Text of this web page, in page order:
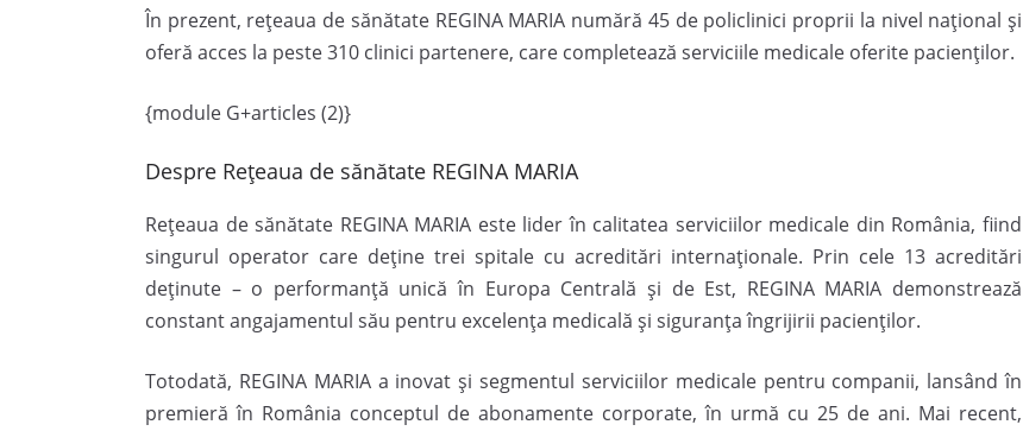
În prezent, rețeaua de sănătate REGINA MARIA numără 45 de policlinici proprii la nivel național și
oferă acces la peste 310 clinici partenere, care completează serviciile medicale oferite pacienților.
{module G+articles (2)}
Despre Rețeaua de sănătate REGINA MARIA
Rețeaua de sănătate REGINA MARIA este lider în calitatea serviciilor medicale din România, fiind
singurul operator care deține trei spitale cu acreditări internaționale. Prin cele 13 acreditări
deținute – o performanță unică în Europa Centrală și de Est, REGINA MARIA demonstrează
constant angajamentul său pentru excelența medicală și siguranța îngrijirii pacienților.
Totodată, REGINA MARIA a inovat și segmentul serviciilor medicale pentru companii, lansând în
premieră în România conceptul de abonamente corporate, în urmă cu 25 de ani. Mai recent,